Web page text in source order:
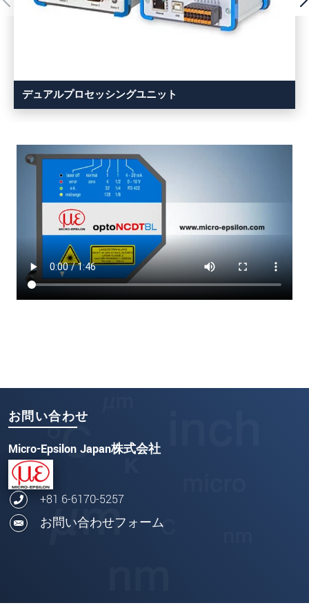
デュアルプロセッシングユニット
お問い合わせ
Micro-Epsilon Japan株式会社
+81 6-6170-5257
お問い合わせフォーム